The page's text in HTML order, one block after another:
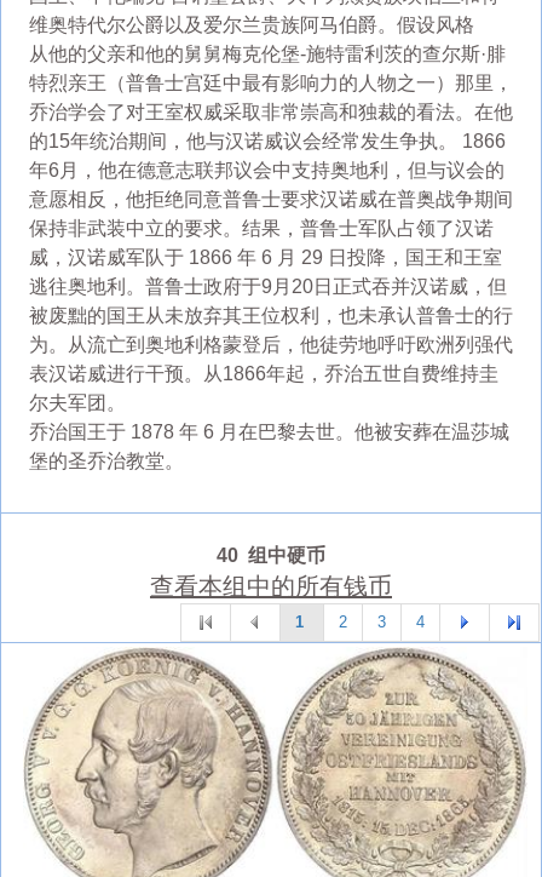
维奥特代尔公爵以及爱尔兰贵族阿马伯爵。假设风格
从他的父亲和他的舅舅梅克伦堡-施特雷利茨的查尔斯·腓
特烈亲王（普鲁士宫廷中最有影响力的人物之一）那里，
乔治学会了对王室权威采取非常崇高和独裁的看法。在他
的15年统治期间，他与汉诺威议会经常发生争执。 1866
年6月，他在德意志联邦议会中支持奥地利，但与议会的
意愿相反，他拒绝同意普鲁士要求汉诺威在普奥战争期间
保持非武装中立的要求。结果，普鲁士军队占领了汉诺
威，汉诺威军队于 1866 年 6 月 29 日投降，国王和王室
逃往奥地利。普鲁士政府于9月20日正式吞并汉诺威，但
被废黜的国王从未放弃其王位权利，也未承认普鲁士的行
为。从流亡到奥地利格蒙登后，他徒劳地呼吁欧洲列强代
表汉诺威进行干预。从1866年起，乔治五世自费维持圭
尔夫军团。
乔治国王于 1878 年 6 月在巴黎去世。他被安葬在温莎城
堡的圣乔治教堂。
40 组中硬币
查看本组中的所有钱币
1 2 3 4